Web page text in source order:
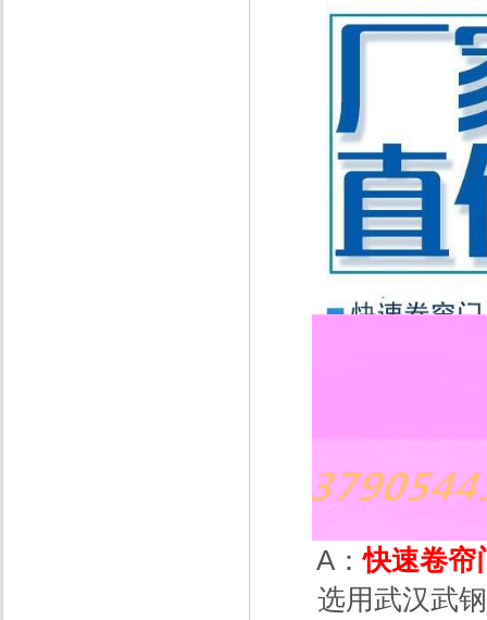
A：快速卷帘
选用武汉武钢